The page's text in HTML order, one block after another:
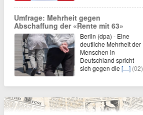
Umfrage: Mehrheit gegen
Abschaffung der «Rente mit 63»
Berlin (dpa) - Eine
deutliche Mehrheit der
Menschen in
Deutschland spricht
sich gegen die […] (02)